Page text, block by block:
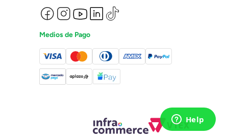
Medios de Pago